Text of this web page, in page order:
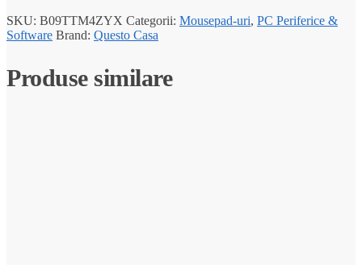
SKU: B09TTM4ZYX Categorii: Mousepad-uri, PC Periferice &
Software Brand: Questo Casa
Produse similare